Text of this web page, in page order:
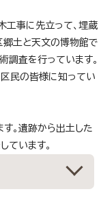
工事に先立って、埋蔵
郷土と天文の博物館で
調査を行っています。
区民の皆様に知ってい
。遺跡から出土した
ています。